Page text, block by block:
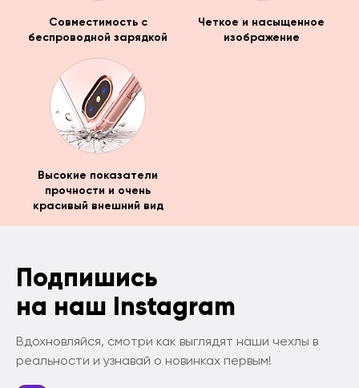
Совместимость с
беспроводной зарядкой
Четкое и насыщенное
изображение
Высокие показатели
прочности и очень
красивый внешний вид
Подпишись
на наш Instagram
Вдохновляйся, смотри как выглядят наши чехлы в
реальности и узнавай о новинках первым!